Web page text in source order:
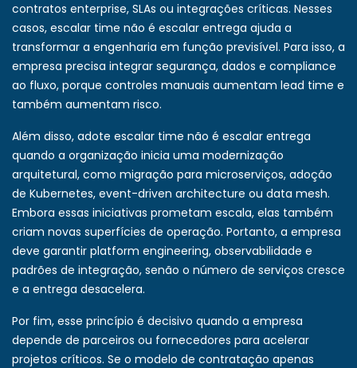
contratos enterprise, SLAs ou integrações críticas. Nesses
casos, escalar time não é escalar entrega ajuda a
transformar a engenharia em função previsível. Para isso, a
empresa precisa integrar segurança, dados e compliance
ao fluxo, porque controles manuais aumentam lead time e
também aumentam risco.
Além disso, adote escalar time não é escalar entrega
quando a organização inicia uma modernização
arquitetural, como migração para microserviços, adoção
de Kubernetes, event-driven architecture ou data mesh.
Embora essas iniciativas prometam escala, elas também
criam novas superfícies de operação. Portanto, a empresa
deve garantir platform engineering, observabilidade e
padrões de integração, senão o número de serviços cresce
e a entrega desacelera.
Por fim, esse princípio é decisivo quando a empresa
depende de parceiros ou fornecedores para acelerar
projetos críticos. Se o modelo de contratação apenas